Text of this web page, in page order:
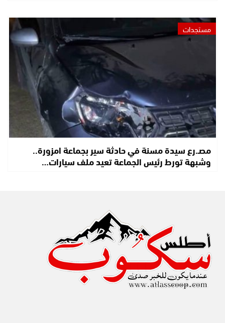
مستجدات
مصـ.رع سيدة مسنة في حادثة سير بجماعة امزورة..
وشبهة تورط رئيس الجماعة تعيد ملف سيارات…